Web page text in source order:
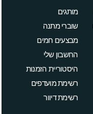
מותגים
שוברי מתנה
מבצעים חמים
החשבון שלי
היסטוריית הזמנות
רשימת מועדפים
רשימת דיוור